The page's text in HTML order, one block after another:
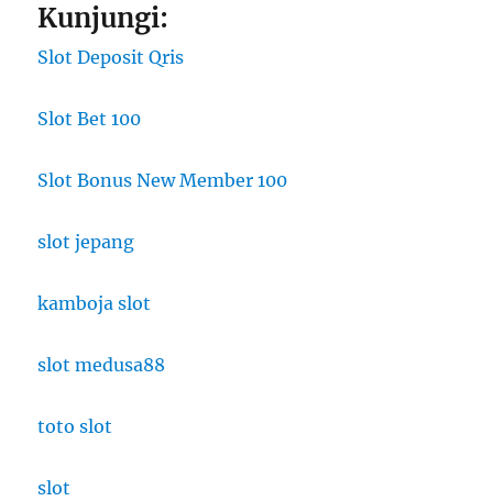
Kunjungi:
Slot Deposit Qris
Slot Bet 100
Slot Bonus New Member 100
slot jepang
kamboja slot
slot medusa88
toto slot
slot